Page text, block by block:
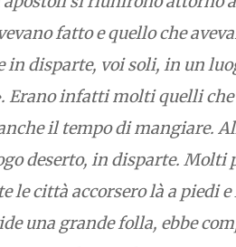
fatto e quello che
in disparte, voi soli, in un
Erano infatti molti quelli
il tempo di mangiare.
deserto, in disparte. Molti
le città accorsero là a piedi e
una grande folla, ebbe